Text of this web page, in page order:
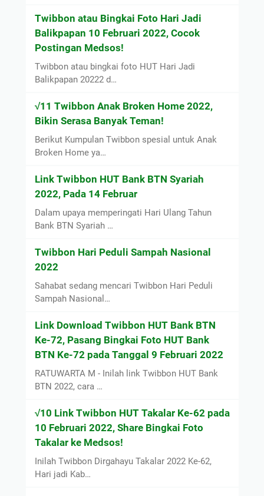
Twibbon atau Bingkai Foto Hari Jadi
Balikpapan 10 Februari 2022, Cocok
Postingan Medsos!
Twibbon atau bingkai foto HUT Hari Jadi
Balikpapan 20222 d…
√11 Twibbon Anak Broken Home 2022,
Bikin Serasa Banyak Teman!
Berikut Kumpulan Twibbon spesial untuk Anak
Broken Home ya…
Link Twibbon HUT Bank BTN Syariah
2022, Pada 14 Februar
Dalam upaya memperingati Hari Ulang Tahun
Bank BTN Syariah …
Twibbon Hari Peduli Sampah Nasional
2022
Sahabat sedang mencari Twibbon Hari Peduli
Sampah Nasional…
Link Download Twibbon HUT Bank BTN
Ke-72, Pasang Bingkai Foto HUT Bank
BTN Ke-72 pada Tanggal 9 Februari 2022
RATUWARTA M - Inilah link Twibbon HUT Bank
BTN 2022, cara …
√10 Link Twibbon HUT Takalar Ke-62 pada
10 Februari 2022, Share Bingkai Foto
Takalar ke Medsos!
Inilah Twibbon Dirgahayu Takalar 2022 Ke-62,
Hari jadi Kab…